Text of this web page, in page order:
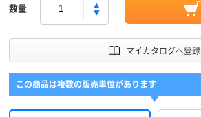
数量
マイカタログへ登録
この商品は複数の販売単位があります